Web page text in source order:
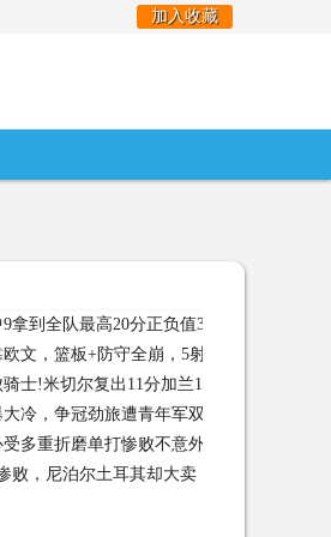
加入收藏
拿到全队最高20分正负值31最低
文，篮板+防守全崩，5射手全迷，赵四出
士!米切尔复出11分加兰16+10
冷，争冠劲旅遭青年军双杀，跌至季后赛
多重折磨单打惨败不意外
败，尼泊尔土耳其却大卖，还能逆袭吗？